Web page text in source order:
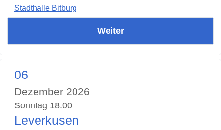
Stadthalle Bitburg
Weiter
06
Dezember 2026
Sonntag 18:00
Leverkusen